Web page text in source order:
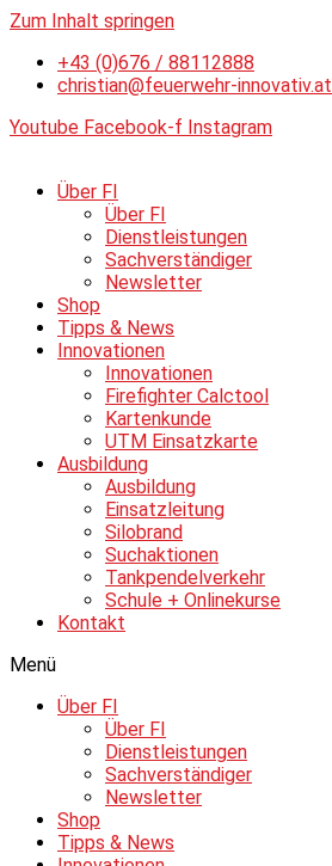
Zum Inhalt springen
+43 (0)676 / 88112888
christian@feuerwehr-innovativ.at
Youtube Facebook-f Instagram
Über FI
Über FI
Dienstleistungen
Sachverständiger
Newsletter
Shop
Tipps & News
Innovationen
Innovationen
Firefighter Calctool
Kartenkunde
UTM Einsatzkarte
Ausbildung
Ausbildung
Einsatzleitung
Silobrand
Suchaktionen
Tankpendelverkehr
Schule + Onlinekurse
Kontakt
Menü
Über FI
Über FI
Dienstleistungen
Sachverständiger
Newsletter
Shop
Tipps & News